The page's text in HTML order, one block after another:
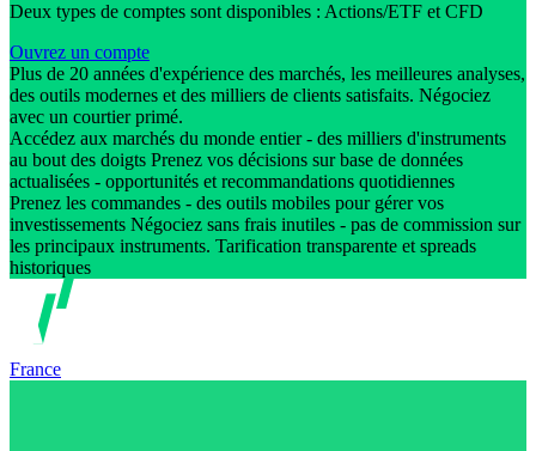
Deux types de comptes sont disponibles : Actions/ETF et CFD
Ouvrez un compte
Plus de 20 années d'expérience des marchés, les meilleures analyses,
des outils modernes et des milliers de clients satisfaits. Négociez
avec un courtier primé.
Accédez aux marchés du monde entier - des milliers d'instruments
au bout des doigts Prenez vos décisions sur base de données
actualisées - opportunités et recommandations quotidiennes
Prenez les commandes - des outils mobiles pour gérer vos
investissements Négociez sans frais inutiles - pas de commission sur
les principaux instruments. Tarification transparente et spreads
historiques
France